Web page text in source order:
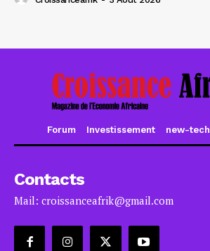
Forum Investissement new-tech
Contacts
Mail: croissanceafrik@gmail.com